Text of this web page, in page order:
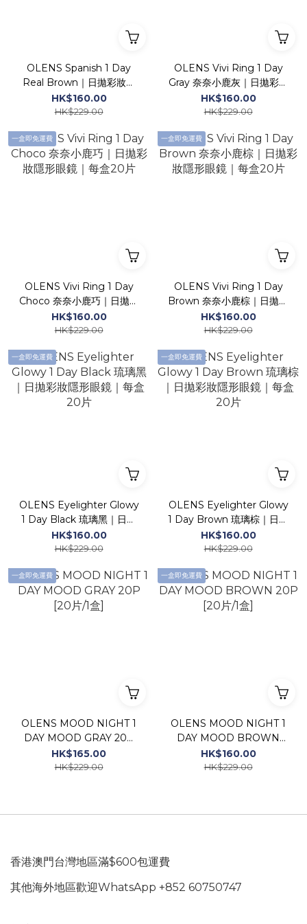
OLENS Spanish 1 Day
Real Brown｜日拋彩妝隱
形眼鏡｜每盒20片
HK$160.00
HK$229.00
OLENS Vivi Ring 1 Day
Gray 奈奈小鹿灰｜日拋彩妝
隱形眼鏡｜每盒20片
HK$160.00
HK$229.00
一盒即免運費
OLENS Vivi Ring 1 Day
Choco 奈奈小鹿巧｜日拋彩
妝隱形眼鏡｜每盒20片
HK$160.00
HK$229.00
一盒即免運費
OLENS Vivi Ring 1 Day
Brown 奈奈小鹿棕｜日拋彩
妝隱形眼鏡｜每盒20片
HK$160.00
HK$229.00
一盒即免運費
OLENS Eyelighter Glowy
1 Day Black 琉璃黑｜日拋
彩妝隱形眼鏡｜每盒20片
HK$160.00
HK$229.00
一盒即免運費
OLENS Eyelighter Glowy
1 Day Brown 琉璃棕｜日拋
彩妝隱形眼鏡｜每盒20片
HK$160.00
HK$229.00
一盒即免運費
OLENS MOOD NIGHT 1
DAY MOOD GRAY 20P
[20片/1盒]
HK$165.00
HK$229.00
一盒即免運費
OLENS MOOD NIGHT 1
DAY MOOD BROWN
20P [20片/1盒]
HK$160.00
HK$229.00
香港澳門台灣地區滿$600包運費
其他海外地區歡迎WhatsApp +852 60750747